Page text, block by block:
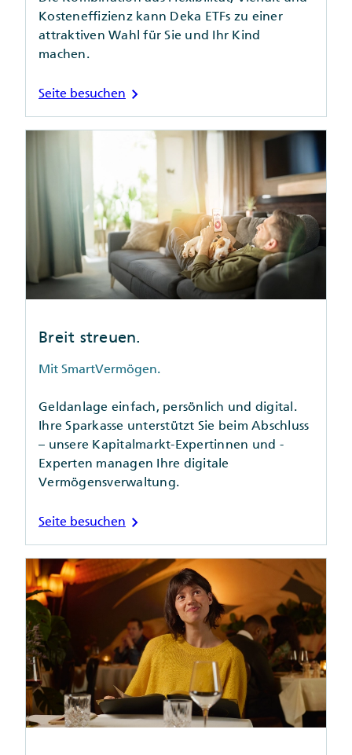
Kosteneffizienz kann Deka ETFs zu einer
attraktiven Wahl für Sie und Ihr Kind
machen.
Seite besuchen chevron_right
Breit streuen.
Mit SmartVermögen.
Geldanlage einfach, persönlich und digital.
Ihre Sparkasse unterstützt Sie beim Abschluss
– unsere Kapitalmarkt-Expertinnen und -
Experten managen Ihre digitale
Vermögensverwaltung.
Seite besuchen chevron_right